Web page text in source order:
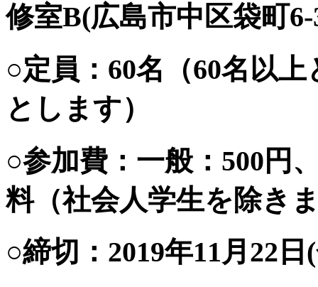
修室B(広島市中区袋町6-
○定員：60名（60名以
とします）
○参加費：一般：500円
料（社会人学生を除き
○締切：2019年11月22日